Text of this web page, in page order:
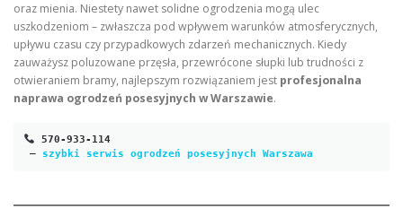
oraz mienia. Niestety nawet solidne ogrodzenia mogą ulec
uszkodzeniom – zwłaszcza pod wpływem warunków atmosferycznych,
upływu czasu czy przypadkowych zdarzeń mechanicznych. Kiedy
zauważysz poluzowane przęsła, przewrócone słupki lub trudności z
otwieraniem bramy, najlepszym rozwiązaniem jest profesjonalna
naprawa ogrodzeń posesyjnych w Warszawie.
570-933-114
– szybki serwis ogrodzeń posesyjnych Warszawa